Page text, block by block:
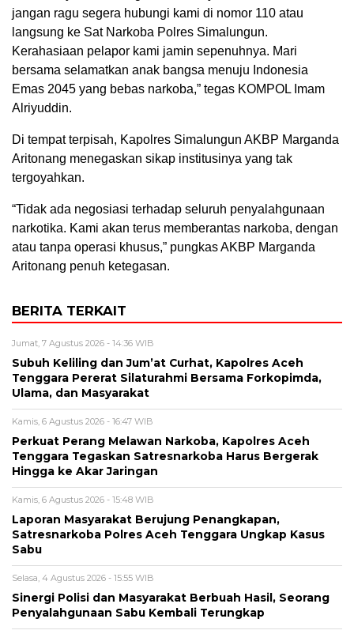
jangan ragu segera hubungi kami di nomor 110 atau
langsung ke Sat Narkoba Polres Simalungun.
Kerahasiaan pelapor kami jamin sepenuhnya. Mari
bersama selamatkan anak bangsa menuju Indonesia
Emas 2045 yang bebas narkoba,” tegas KOMPOL Imam
Alriyuddin.
Di tempat terpisah, Kapolres Simalungun AKBP Marganda
Aritonang menegaskan sikap institusinya yang tak
tergoyahkan.
“Tidak ada negosiasi terhadap seluruh penyalahgunaan
narkotika. Kami akan terus memberantas narkoba, dengan
atau tanpa operasi khusus,” pungkas AKBP Marganda
Aritonang penuh ketegasan.
BERITA TERKAIT
Jumat, 7 Agustus 2026 - 14:36 WIB
Subuh Keliling dan Jum’at Curhat, Kapolres Aceh
Tenggara Pererat Silaturahmi Bersama Forkopimda,
Ulama, dan Masyarakat
Kamis, 6 Agustus 2026 - 16:47 WIB
Perkuat Perang Melawan Narkoba, Kapolres Aceh
Tenggara Tegaskan Satresnarkoba Harus Bergerak
Hingga ke Akar Jaringan
Kamis, 6 Agustus 2026 - 15:48 WIB
Laporan Masyarakat Berujung Penangkapan,
Satresnarkoba Polres Aceh Tenggara Ungkap Kasus
Sabu
Selasa, 4 Agustus 2026 - 15:55 WIB
Sinergi Polisi dan Masyarakat Berbuah Hasil, Seorang
Penyalahgunaan Sabu Kembali Terungkap